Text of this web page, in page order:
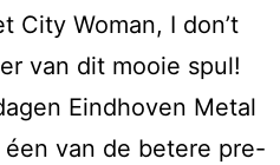
City Woman, I don’t
van dit mooie spul!
Eindhoven Metal
van de betere pre-